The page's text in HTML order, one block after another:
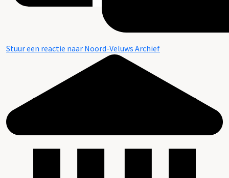
Stuur een reactie naar Noord-Veluws Archief